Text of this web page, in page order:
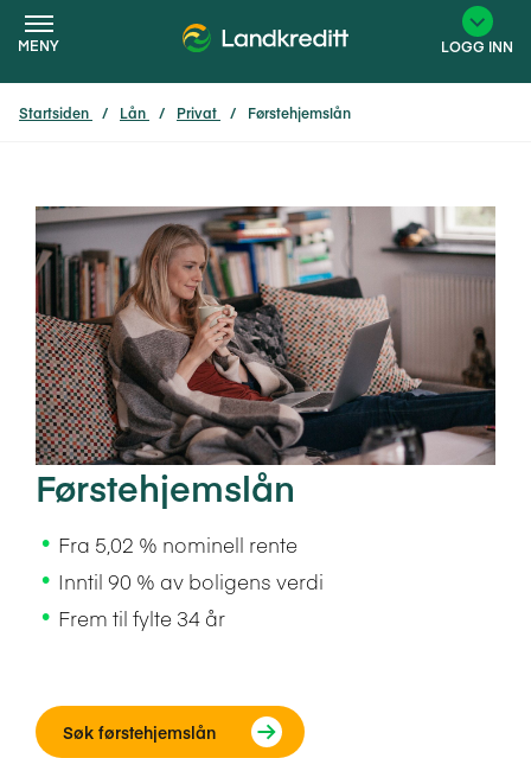
MENY LOGG INN
Startsiden Lån Privat Førstehjemslån
Førstehjemslån
Fra 5,02 % nominell rente
Inntil 90 % av boligens verdi
Frem til fylte 34 år
Søk førstehjemslån